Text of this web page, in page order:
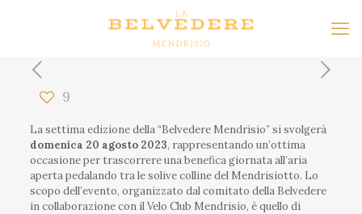
9
La settima edizione della “Belvedere Mendrisio” si svolgerà
domenica 20 agosto 2023, rappresentando un’ottima
occasione per trascorrere una benefica giornata all’aria
aperta pedalando tra le solive colline del Mendrisiotto. Lo
scopo dell’evento, organizzato dal comitato della Belvedere
in collaborazione con il Velo Club Mendrisio, è quello di